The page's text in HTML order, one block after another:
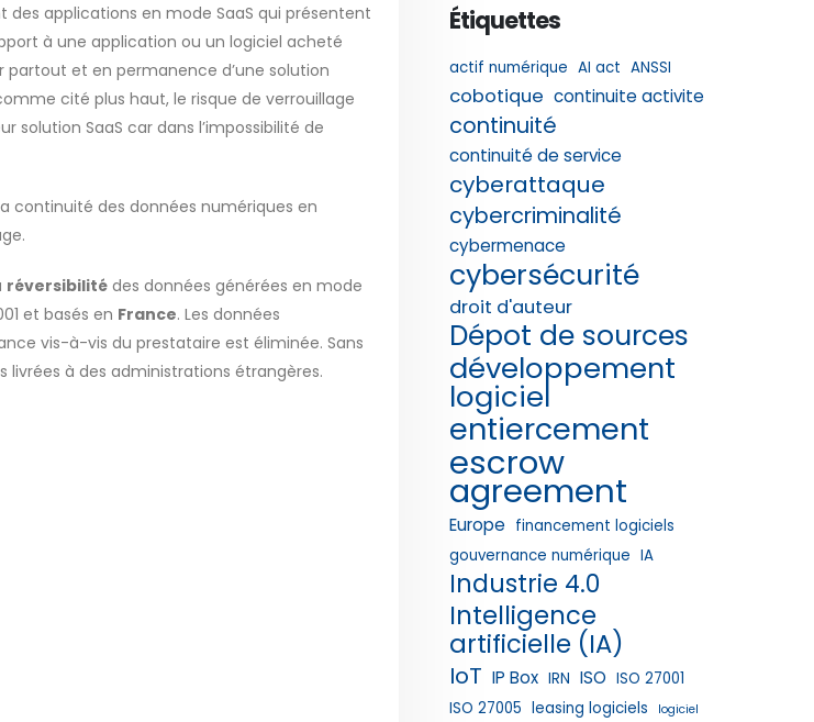
applications en mode SaaS qui présentent
à une application ou un logiciel acheté
et en permanence d’une solution
cité plus haut, le risque de verrouillage
solution SaaS car dans l’impossibilité de
continuité des données numériques en
réversibilité des données générées en mode
et basés en France. Les données
vis-à-vis du prestataire est éliminée. Sans
livrées à des administrations étrangères.
Étiquettes
actif numérique AI act ANSSI
cobotique continuite activite
continuité
continuité de service
cyberattaque
cybercriminalité
cybermenace
cybersécurité
droit d'auteur
Dépot de sources
développement
logiciel
entiercement
escrow
agreement
Europe financement logiciels
gouvernance numérique IA
Industrie 4.0
Intelligence
artificielle (IA)
IoT IP Box IRN ISO ISO 27001
ISO 27005 leasing logiciels logiciel